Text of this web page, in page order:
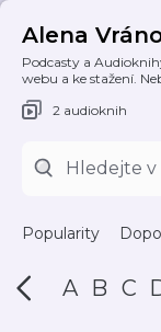
Alena
Podcasty a
webu a ke stažení.
2 audioknih
Popularity
A B C